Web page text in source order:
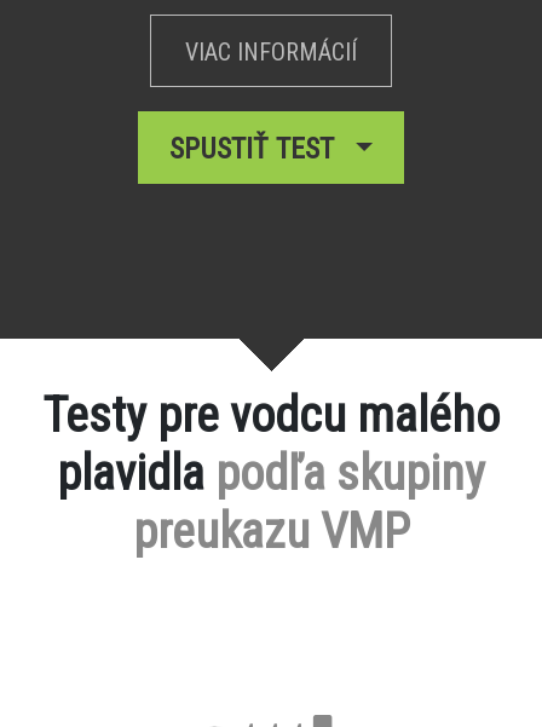
VIAC INFORMÁCIÍ
SPUSTIŤ TEST
Testy pre vodcu malého
plavidla podľa skupiny
preukazu VMP